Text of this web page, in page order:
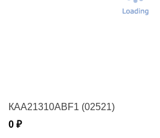
КАА21310ABF1 (02521)
0 ₽